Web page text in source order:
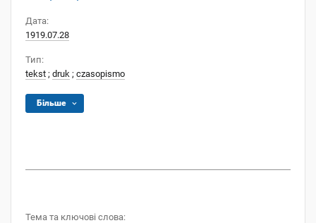
Дата:
1919.07.28
Тип:
tekst ; druk ; czasopismo
Більше
Тема та ключові слова: